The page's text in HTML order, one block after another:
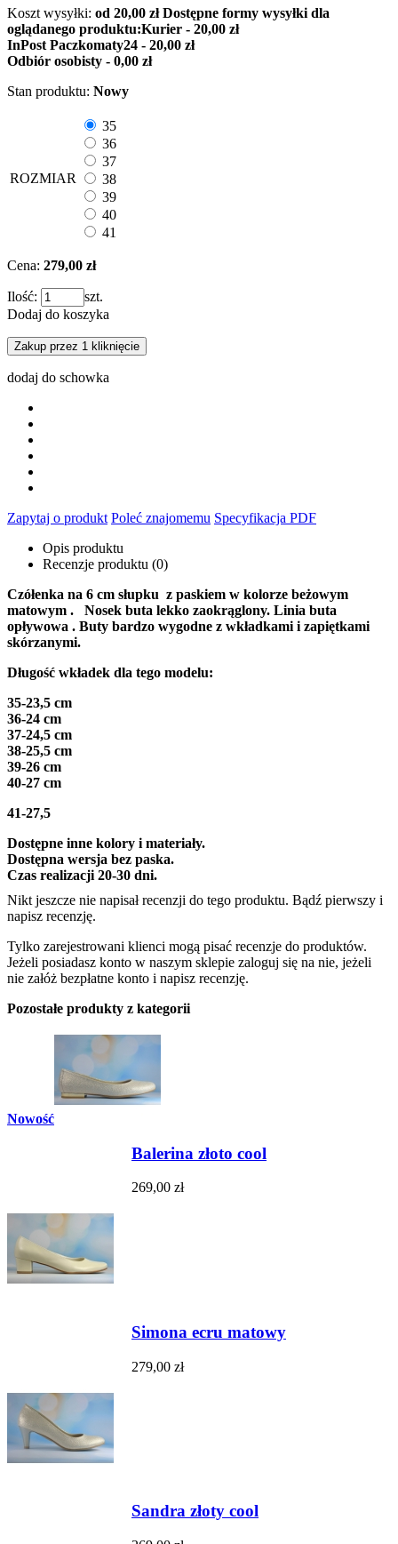
Koszt wysyłki: od 20,00 złDostępne formy wysyłki dla
oglądanego produktu:Kurier - 20,00 zł
InPost Paczkomaty24 - 20,00 zł
Odbiór osobisty - 0,00 zł
Stan produktu: Nowy
ROZMIAR
35
36
37
38
39
40
41
Cena: 279,00 zł
Ilość:
szt.
Dodaj do koszyka
Zakup przez 1 kliknięcie
dodaj do schowka
Zapytaj o produkt Poleć znajomemu Specyfikacja PDF
Opis produktu
Recenzje produktu (0)
Czółenka na 6 cm słupku z paskiem w kolorze beżowym
matowym . Nosek buta lekko zaokrąglony. Linia buta
opływowa . Buty bardzo wygodne z wkładkami i zapiętkami
skórzanymi.
Długość wkładek dla tego modelu:
35-23,5 cm
36-24 cm
37-24,5 cm
38-25,5 cm
39-26 cm
40-27 cm
41-27,5
Dostępne inne kolory i materiały.
Dostępna wersja bez paska.
Czas realizacji 20-30 dni.
Nikt jeszcze nie napisał recenzji do tego produktu. Bądź pierwszy i
napisz recenzję.
Tylko zarejestrowani klienci mogą pisać recenzje do produktów.
Jeżeli posiadasz konto w naszym sklepie zaloguj się na nie, jeżeli
nie załóż bezpłatne konto i napisz recenzję.
Pozostałe produkty z kategorii
Nowość
Balerina złoto cool
269,00 zł
Simona ecru matowy
279,00 zł
Sandra złoty cool